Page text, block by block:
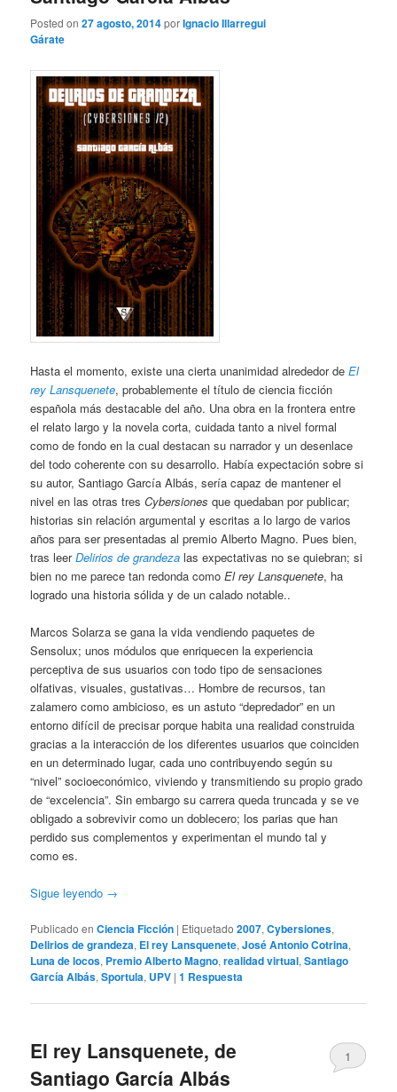
Posted on27 agosto, 2014porIgnacio Illarregui
Gárate
Hasta el momento, existe una cierta unanimidad alrededor deEl
rey Lansquenete, probablemente el título de ciencia ficción
española más destacable del año. Una obra en la frontera entre
el relato largo y la novela corta, cuidada tanto a nivel formal
como de fondo en la cual destacan su narrador y un desenlace
del todo coherente con su desarrollo. Había expectación sobre si
su autor, Santiago García Albás, sería capaz de mantener el
nivel en las otras tresCybersiones que quedaban por publicar;
historias sin relación argumental y escritas a lo largo de varios
años para ser presentadas al premio Alberto Magno. Pues bien,
tras leerDelirios de grandeza las expectativas no se quiebran; si
bien no me parece tan redonda comoEl rey Lansquenete, ha
logrado una historia sólida y de un calado notable..
Marcos Solarza se gana la vida vendiendo paquetes de
Sensolux; unos módulos que enriquecen la experiencia
perceptiva de sus usuarios con todo tipo de sensaciones
olfativas, visuales, gustativas… Hombre de recursos, tan
zalamero como ambicioso, es un astuto “depredador” en un
entorno difícil de precisar porque habita una realidad construida
gracias a la interacción de los diferentes usuarios que coinciden
en un determinado lugar, cada uno contribuyendo según su
“nivel” socioeconómico, viviendo y transmitiendo su propio grado
de “excelencia”. Sin embargo su carrera queda truncada y se ve
obligado a sobrevivir como un doblecero; los parias que han
perdido sus complementos y experimentan el mundo tal y
como es.
Sigue leyendo →
Publicado en Ciencia Ficción | Etiquetado 2007,Cybersiones,
Delirios de grandeza, El rey Lansquenete,José Antonio Cotrina,
Luna de locos, Premio Alberto Magno,realidad virtual,Santiago
García Albás,Sportula, UPV |1 Respuesta
El rey Lansquenete, de
Santiago García Albás
1